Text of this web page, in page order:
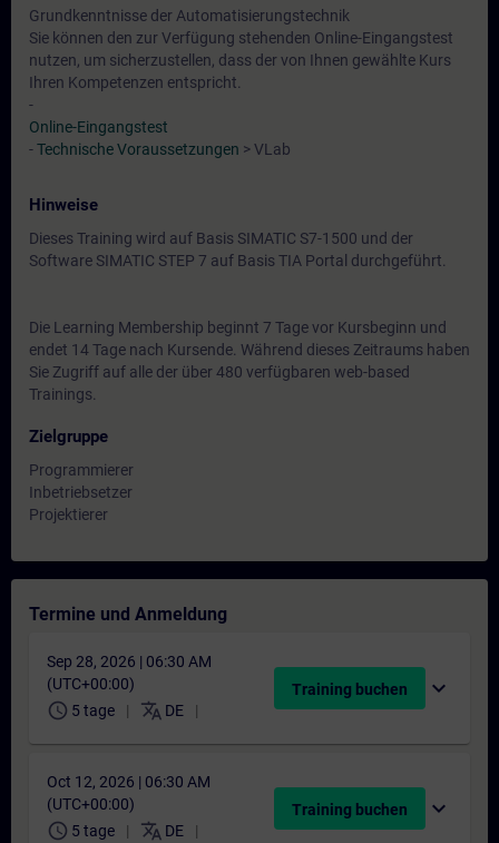
Grundkenntnisse der Automatisierungstechnik
Sie können den zur Verfügung stehenden Online-Eingangstest
nutzen, um sicherzustellen, dass der von Ihnen gewählte Kurs
Ihren Kompetenzen entspricht.
-
Online-Eingangstest
-Technische Voraussetzungen > VLab
Hinweise
Dieses Training wird auf Basis SIMATIC S7-1500 und der
Software SIMATIC STEP 7 auf Basis TIA Portal durchgeführt.
Die Learning Membership beginnt 7 Tage vor Kursbeginn und
endet 14 Tage nach Kursende. Während dieses Zeitraums haben
Sie Zugriff auf alle der über 480 verfügbaren web-based
Trainings.
Zielgruppe
Programmierer
Inbetriebsetzer
Projektierer
Termine und Anmeldung
Sep 28, 2026 | 06:30 AM
(UTC+00:00)
schedule 5 tage translate DE
Training buchen expand_more
Oct 12, 2026 | 06:30 AM
(UTC+00:00)
schedule 5 tage translate DE
Training buchen expand_more